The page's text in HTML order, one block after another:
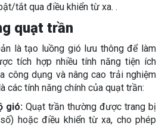
tắt qua điều khiển từ xa. .
quạt trần
là tạo luồng gió lưu thông để làm
tích hợp nhiều tính năng tiện ích
công dụng và nâng cao trải nghiệm
các tính năng chính của quạt trần:
gió: Quạt trần thường được trang bị
hoặc điều khiển từ xa, cho phép